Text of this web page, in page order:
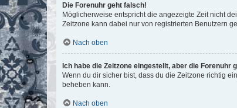
Die Forenuhr geht falsch!
Möglicherweise entspricht die angezeigte Zeit nicht
Zeitzone kann dabei nur von registrierten Benutzern
Nach oben
Ich habe die Zeitzone eingestellt, aber die Forenuhr
Wenn du dir sicher bist, dass du die Zeitzone richtig
beheben kann.
Nach oben